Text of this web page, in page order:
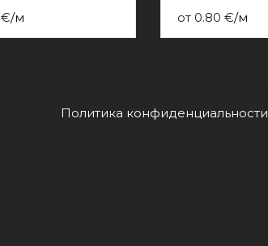
€/м от 0.80 €/м
Политика конфиденциальности